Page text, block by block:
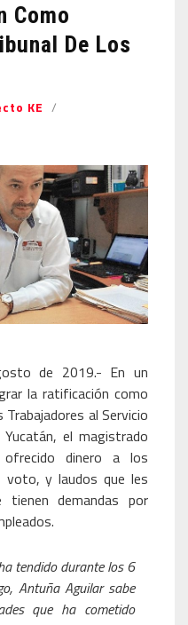
Como
De Los
KE
de 2019.- En un
la ratificación como
al Servicio
el magistrado
dinero a los
voto, y laudos que les
tienen demandas por
tendido durante los 6
Antuña Aguilar sabe
que ha cometido